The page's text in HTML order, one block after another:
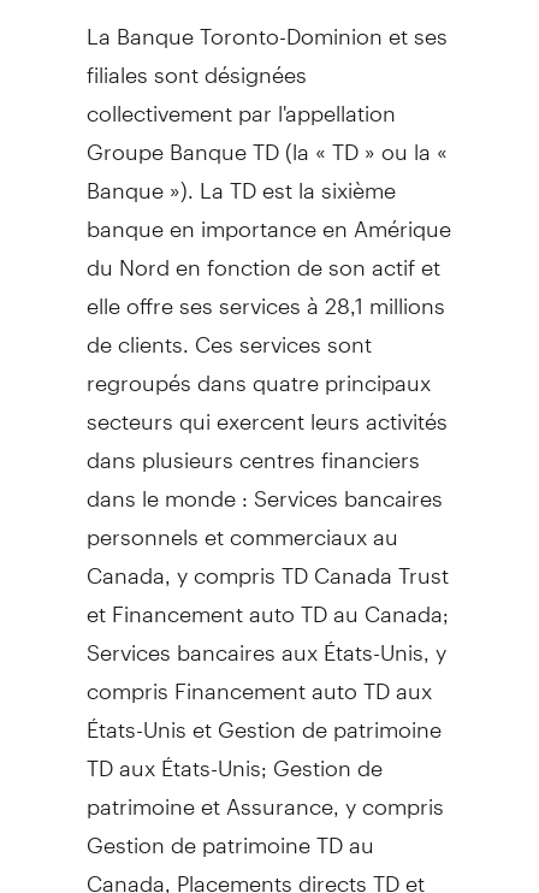
La Banque Toronto-Dominion et ses
filiales sont désignées
collectivement par l'appellation
Groupe Banque TD (la « TD » ou la «
Banque »). La TD est la sixième
banque en importance en Amérique
du Nord en fonction de son actif et
elle offre ses services à 28,1 millions
de clients. Ces services sont
regroupés dans quatre principaux
secteurs qui exercent leurs activités
dans plusieurs centres financiers
dans le monde : Services bancaires
personnels et commerciaux au
Canada , y compris TD Canada Trust
et Financement auto TD au Canada;
Services bancaires aux États-Unis, y
compris Financement auto TD aux
États-Unis etGestion depatrimoine
TD aux États-Unis;Gestion de
patrimoine et Assurance, y compris
Gestion depatrimoine TD au
Canada , Placements directs TD et